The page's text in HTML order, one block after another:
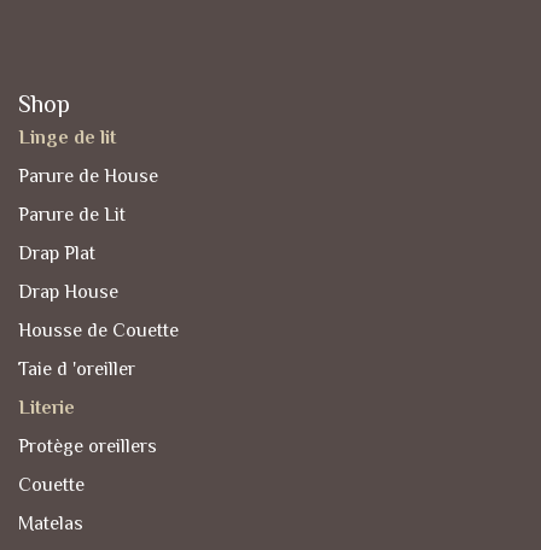
Shop
Linge de lit
Parure de House
Parure de Lit
Drap Plat
Drap House
Housse de Couette
Taie d 'oreiller
Literie
Protège oreillers
Couette
Matelas